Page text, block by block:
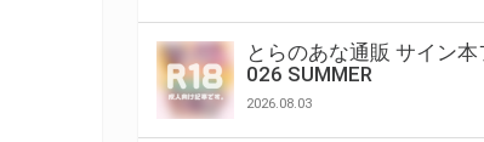
とらのあな通販 サイン
026 SUMMER
2026.08.03